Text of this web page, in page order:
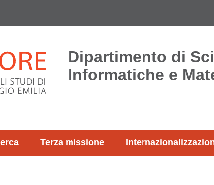
Dipartimento di
Informatiche e
Terza missione